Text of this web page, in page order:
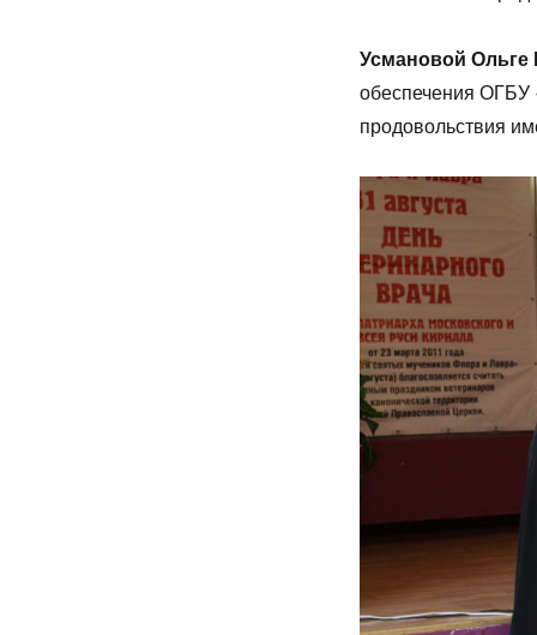
Усмановой Ольге
обеспечения ОГБУ
продовольствия